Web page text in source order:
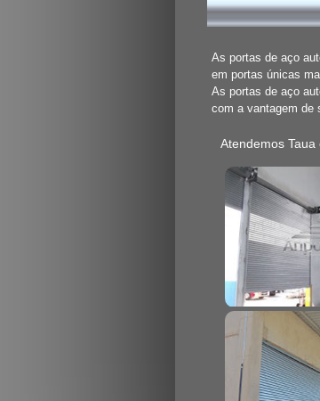
As portas de aço
em portas únicas
As portas de aço
com a vantagem de
Atendemos Taua